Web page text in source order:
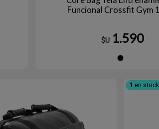
Funcional Crossfit Gym
$U 1.590
1 en stock